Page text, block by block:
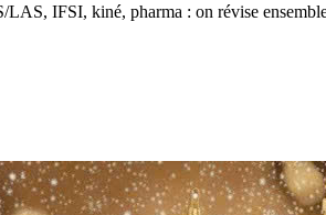
IFSI, kiné, pharma : on révise